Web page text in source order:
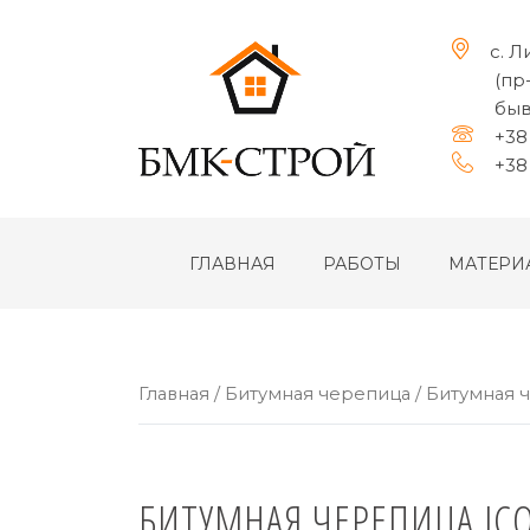
с.
ГЛАВНАЯ РАБОТЫ
Главная / Битумная черепица / Битумная